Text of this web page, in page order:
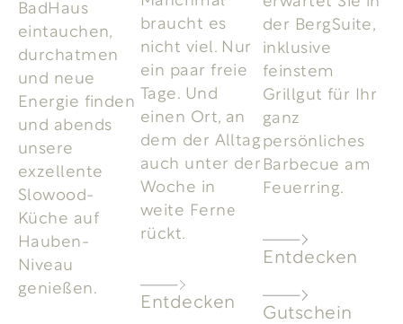
BadHaus
eintauchen,
durchatmen
und neue
Energie finden
und abends
unsere
exzellente
Slowood-
Küche auf
Hauben-
Niveau
genießen.
braucht es
nicht viel. Nur
ein paar freie
Tage. Und
einen Ort, an
dem der Alltag
auch unter der
Woche in
weite Ferne
rückt.
Entdecken
der BergSuite,
inklusive
feinstem
Grillgut für Ihr
ganz
persönliches
Barbecue am
Feuerring.
Entdecken
Gutschein